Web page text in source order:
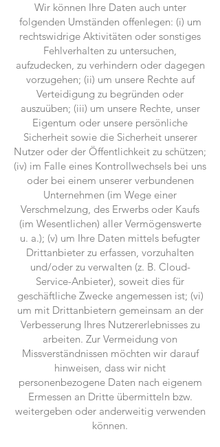
Wir können Ihre Daten auch unter
folgenden Umständen offenlegen: (i) um
rechtswidrige Aktivitäten oder sonstiges
Fehlverhalten zu untersuchen,
aufzudecken, zu verhindern oder dagegen
vorzugehen; (ii) um unsere Rechte auf
Verteidigung zu begründen oder
auszuüben; (iii) um unsere Rechte, unser
Eigentum oder unsere persönliche
Sicherheit sowie die Sicherheit unserer
Nutzer oder der Öffentlichkeit zu schützen;
(iv) im Falle eines Kontrollwechsels bei uns
oder bei einem unserer verbundenen
Unternehmen (im Wege einer
Verschmelzung, des Erwerbs oder Kaufs
(im Wesentlichen) aller Vermögenswerte
u. a.); (v) um Ihre Daten mittels befugter
Drittanbieter zu erfassen, vorzuhalten
und/oder zu verwalten (z. B. Cloud-
Service-Anbieter), soweit dies für
geschäftliche Zwecke angemessen ist; (vi)
um mit Drittanbietern gemeinsam an der
Verbesserung Ihres Nutzererlebnisses zu
arbeiten. Zur Vermeidung von
Missverständnissen möchten wir darauf
hinweisen, dass wir nicht
personenbezogene Daten nach eigenem
Ermessen an Dritte übermitteln bzw.
weitergeben oder anderweitig verwenden
können.